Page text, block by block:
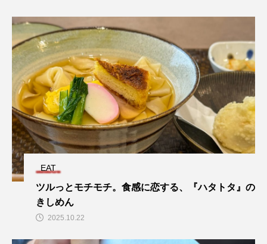
EAT
ツルっとモチモチ。食感に恋する、『ハタトタ』の
きしめん
2025.10.22